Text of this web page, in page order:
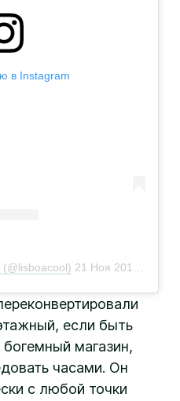
в Instagram
(@lisboacool) 21 Ноя 2019 в 6:00 PST
если быть
магазин,
часами. Он
с любой точки